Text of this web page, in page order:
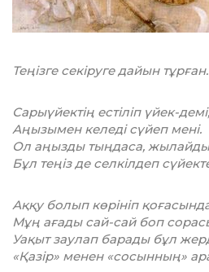
Теңізге секіруге дайын тұрған.
Сарыүйектің естіліп үйек-демі,
Аңызымен келеді сүйеп мені.
Ол аңызды тыңдаса, жылайды
Бұл теңіз де селкілдеп
Аққу болып көрініп
Мұң ағады сай-сай боп
Уақыт заулап барады бұл
«Қазір» менен «сосынның»